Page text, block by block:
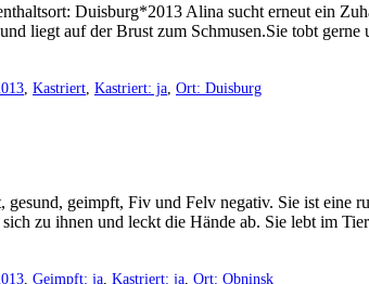
Duisburg*2013 Alina sucht erneut ein
liegt auf der Brust zum Schmusen.Sie tobt
Kastriert Kastriert: ja Ort: Duisburg
gesund, geimpft, Fiv und Felv negativ. Sie ist eine
sich zu ihnen und leckt die Hände ab. Sie lebt im
Geimpft: ja Kastriert: ja Ort: Obninsk